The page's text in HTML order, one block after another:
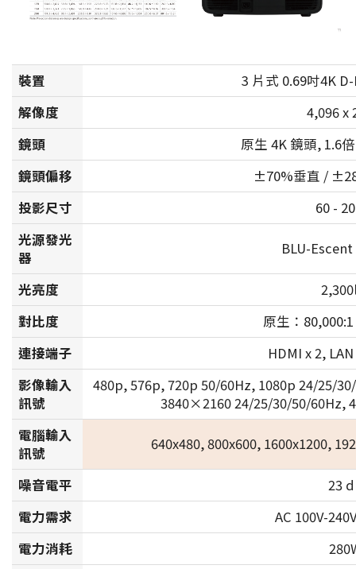
裝置
3 片式 0.69吋4K
解像度
4,096 x
鏡頭
原生 4K 鏡頭, 1.6
鏡頭偏移
±70%垂直 /
投影尺寸
60 -
光源發光
器
BLU-
光亮度
對比度
原生：
連接端子
HDMI x 2,
影像輸入
訊號
480p, 576p, 720p 50/60Hz, 1080p 24/25/
3840×2160 24/25/30/50/60Hz,
電腦輸入
訊號
640x480, 800x600, 1600x1200,
噪音電平
23
電力需求
AC 100V-
電力消耗